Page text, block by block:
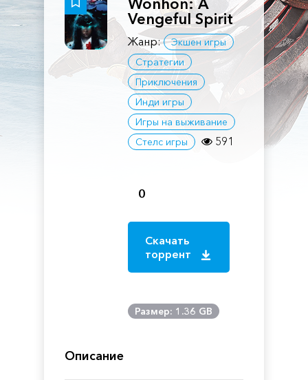
Wonhon: A
Vengeful Spirit
Жанр:
Экшен игры
Стратегии
Приключения
Инди игры
Игры на выживание
Стелс игры
591
0
Скачать
торрент
Размер: 1.36 GB
Описание